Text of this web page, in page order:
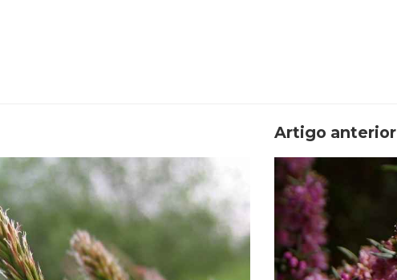
Artigo anterior